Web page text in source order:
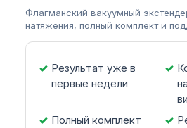
Флагманский вакуумный
натяжения, полный комплект и
Результат уже в
первые недели
Полный комплект